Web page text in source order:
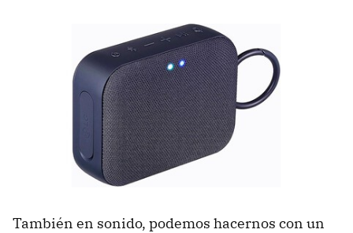
También en sonido, podemos hacernos con un